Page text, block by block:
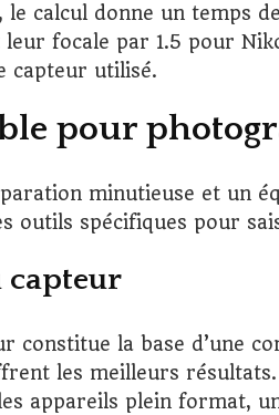
calcul donne un temps
focale par 1.5 pour
capteur utilisé.
pour
minutieuse et un
outils spécifiques pour
capteur
constitue la base d’une
les meilleurs
appareils plein format,